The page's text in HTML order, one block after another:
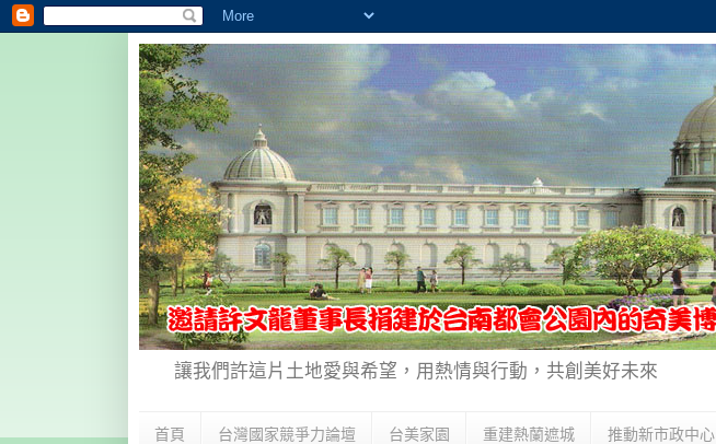
讓我們許這片土地愛與希望，用熱情與行動，共創美好未來
首頁 台灣國家競爭力論壇 台美家園 重建熱蘭遮城 推動新市政中心